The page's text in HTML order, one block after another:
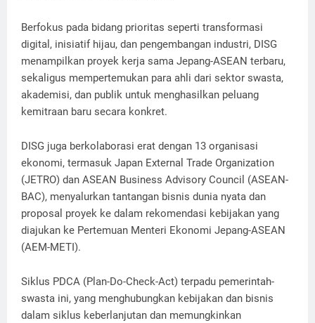
Berfokus pada bidang prioritas seperti transformasi
digital, inisiatif hijau, dan pengembangan industri, DISG
menampilkan proyek kerja sama Jepang-ASEAN terbaru,
sekaligus mempertemukan para ahli dari sektor swasta,
akademisi, dan publik untuk menghasilkan peluang
kemitraan baru secara konkret.
DISG juga berkolaborasi erat dengan 13 organisasi
ekonomi, termasuk Japan External Trade Organization
(JETRO) dan ASEAN Business Advisory Council (ASEAN-
BAC), menyalurkan tantangan bisnis dunia nyata dan
proposal proyek ke dalam rekomendasi kebijakan yang
diajukan ke Pertemuan Menteri Ekonomi Jepang-ASEAN
(AEM-METI).
Siklus PDCA (Plan-Do-Check-Act) terpadu pemerintah-
swasta ini, yang menghubungkan kebijakan dan bisnis
dalam siklus keberlanjutan dan memungkinkan